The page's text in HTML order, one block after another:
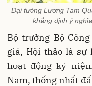
Đại tướng Lương Tam
khẳng định ý
Bộ trưởng Bộ
giá, Hội thảo là sự
hoạt động kỷ
Nam, thống nhất